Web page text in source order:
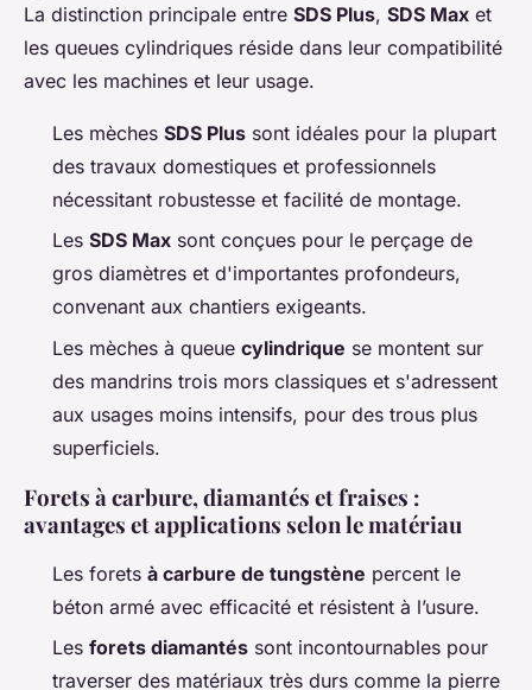
La distinction principale entre SDS Plus, SDS Max et
les queues cylindriques réside dans leur compatibilité
avec les machines et leur usage.
Les mèches SDS Plus sont idéales pour la plupart
des travaux domestiques et professionnels
nécessitant robustesse et facilité de montage.
Les SDS Max sont conçues pour le perçage de
gros diamètres et d'importantes profondeurs,
convenant aux chantiers exigeants.
Les mèches à queue cylindrique se montent sur
des mandrins trois mors classiques et s'adressent
aux usages moins intensifs, pour des trous plus
superficiels.
Forets à carbure, diamantés et fraises :
avantages et applications selon le matériau
Les forets à carbure de tungstène percent le
béton armé avec efficacité et résistent à l’usure.
Les forets diamantés sont incontournables pour
traverser des matériaux très durs comme la pierre